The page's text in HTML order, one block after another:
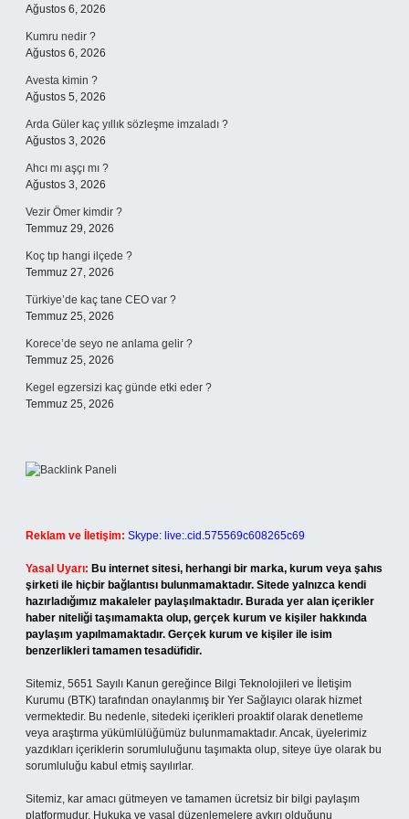
Ağustos 6, 2026
Kumru nedir ?
Ağustos 6, 2026
Avesta kimin ?
Ağustos 5, 2026
Arda Güler kaç yıllık sözleşme imzaladı ?
Ağustos 3, 2026
Ahcı mı aşçı mı ?
Ağustos 3, 2026
Vezir Ömer kimdir ?
Temmuz 29, 2026
Koç tıp hangi ilçede ?
Temmuz 27, 2026
Türkiye’de kaç tane CEO var ?
Temmuz 25, 2026
Korece’de seyo ne anlama gelir ?
Temmuz 25, 2026
Kegel egzersizi kaç günde etki eder ?
Temmuz 25, 2026
Reklam ve İletişim: Skype: live:.cid.575569c608265c69
Yasal Uyarı: Bu internet sitesi, herhangi bir marka, kurum veya şahıs
şirketi ile hiçbir bağlantısı bulunmamaktadır. Sitede yalnızca kendi
hazırladığımız makaleler paylaşılmaktadır. Burada yer alan içerikler
haber niteliği taşımamakta olup, gerçek kurum ve kişiler hakkında
paylaşım yapılmamaktadır. Gerçek kurum ve kişiler ile isim
benzerlikleri tamamen tesadüfidir.
Sitemiz, 5651 Sayılı Kanun gereğince Bilgi Teknolojileri ve İletişim
Kurumu (BTK) tarafından onaylanmış bir Yer Sağlayıcı olarak hizmet
vermektedir. Bu nedenle, sitedeki içerikleri proaktif olarak denetleme
veya araştırma yükümlülüğümüz bulunmamaktadır. Ancak, üyelerimiz
yazdıkları içeriklerin sorumluluğunu taşımakta olup, siteye üye olarak bu
sorumluluğu kabul etmiş sayılırlar.
Sitemiz, kar amacı gütmeyen ve tamamen ücretsiz bir bilgi paylaşım
platformudur. Hukuka ve yasal düzenlemelere aykırı olduğunu